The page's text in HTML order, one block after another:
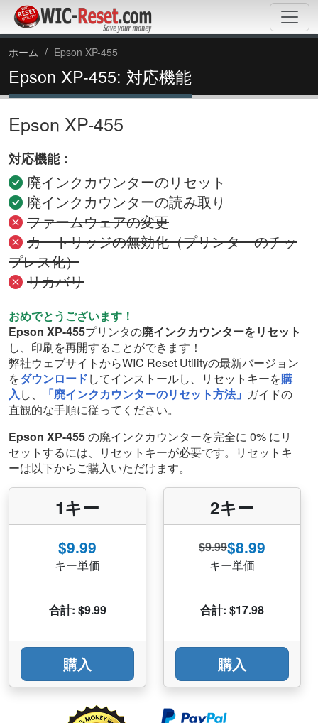
ホーム Epson XP-455
Epson XP-455: 対応機能
Epson XP-455
対応機能：
廃インクカウンターのリセット
廃インクカウンターの読み取り
ファームウェアの変更
カートリッジの無効化（プリンターのチッ
プレス化）
リカバリ
おめでとうございます！
Epson XP-455プリンタの廃インクカウンターをリセット
し、印刷を再開することができます！
弊社ウェブサイトからWIC Reset Utilityの最新バージョン
をダウンロードしてインストールし、リセットキーを購
入し、 「廃インクカウンターのリセット方法」 ガイドの
直観的な手順に従ってください。
Epson XP-455の廃インクカウンターを完全に 0% にリ
セットするには、リセットキーが必要です。リセットキ
ーは以下からご購入いただけます。
1キー
$9.99
キー単価
合計: $9.99
購入
2キー
$9.99$8.99
キー単価
合計: $17.98
購入